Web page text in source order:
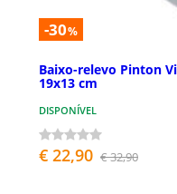
-30%
Baixo-relevo Pinton
19x13 cm
DISPONÍVEL
€ 22,90 € 32,90